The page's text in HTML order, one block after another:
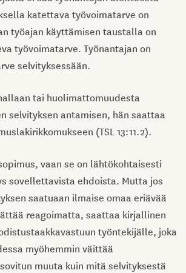
katettava työvoimatarve on
työajan käyttämisen taustalla on
työvoimatarve. Työnantajan on
selvityksessään.
tai huolimattomuudesta
selvityksen antamisen, hän saattaa
(TSL 13:11.2).
vaan se on lähtökohtaisesti
sovellettavista ehdoista. Mutta jos
saatuaan ilmaise omaa eriävää
reagoimatta, saattaa kirjallinen
työntekijälle, joka
myöhemmin väittää
muuta kuin mitä selvityksestä